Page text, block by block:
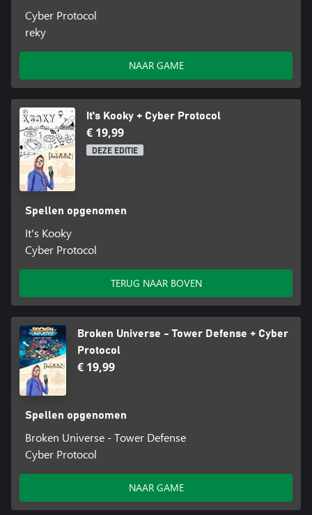
Cyber Protocol
reky
NAAR GAME
It's Kooky + Cyber Protocol
€ 19,99
DEZE EDITIE
Spellen opgenomen
It's Kooky
Cyber Protocol
TERUG NAAR BOVEN
Broken Universe - Tower Defense + Cyber
Protocol
€ 19,99
Spellen opgenomen
Broken Universe - Tower Defense
Cyber Protocol
NAAR GAME